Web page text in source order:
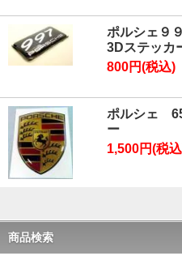
ポルシェ９
3Dステッカ
800円(税込)
ポルシェ
ー
1,500円(税
商品検索